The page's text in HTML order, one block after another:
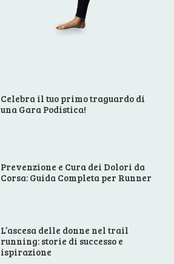
Celebra il tuo primo traguardo di
una Gara Podistica!
Prevenzione e Cura dei Dolori da
Corsa: Guida Completa per Runner
L’ascesa delle donne nel trail
running: storie di successo e
ispirazione